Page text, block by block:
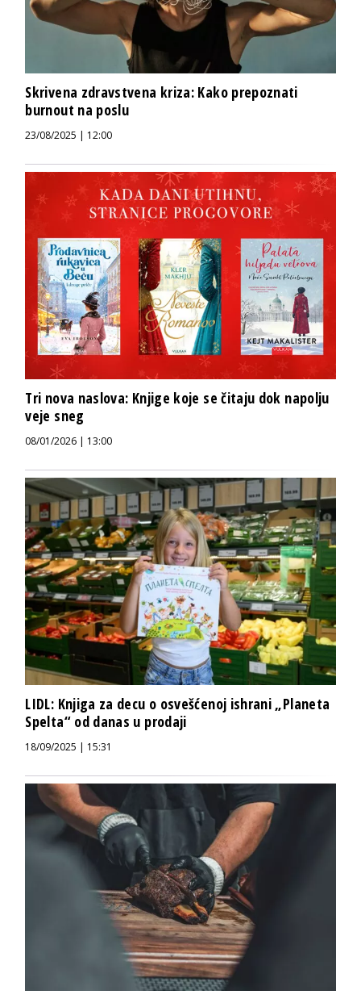
Skrivena zdravstvena kriza: Kako prepoznati
burnout na poslu
23/08/2025 | 12:00
Tri nova naslova: Knjige koje se čitaju dok napolju
veje sneg
08/01/2026 | 13:00
LIDL: Knjiga za decu o osvešćenoj ishrani „Planeta
Spelta“ od danas u prodaji
18/09/2025 | 15:31